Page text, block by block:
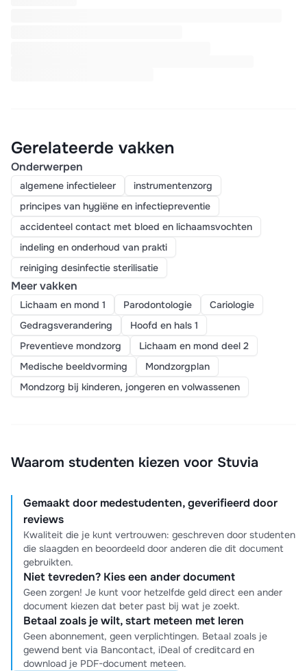
Gerelateerde vakken
Onderwerpen
algemene infectieleer
instrumentenzorg
principes van hygiëne en infectiepreventie
accidenteel contact met bloed en lichaamsvochten
indeling en onderhoud van prakti
reiniging desinfectie sterilisatie
Meer vakken
Lichaam en mond 1 Parodontologie
Cariologie
Gedragsverandering
Hoofd en hals 1
Preventieve mondzorg
Lichaam en mond deel 2
Medische beeldvorming
Mondzorgplan
Mondzorg bij kinderen, jongeren en volwassenen
Waarom studenten kiezen voor Stuvia
Gemaakt door medestudenten, geverifieerd door
reviews
Kwaliteit die je kunt vertrouwen: geschreven door studenten
die slaagden en beoordeeld door anderen die dit document
gebruikten.
Niet tevreden? Kies een ander document
Geen zorgen! Je kunt voor hetzelfde geld direct een ander
document kiezen dat beter past bij wat je zoekt.
Betaal zoals je wilt, start meteen met leren
Geen abonnement, geen verplichtingen. Betaal zoals je
gewend bent via Bancontact, iDeal of creditcard en
download je PDF-document meteen.